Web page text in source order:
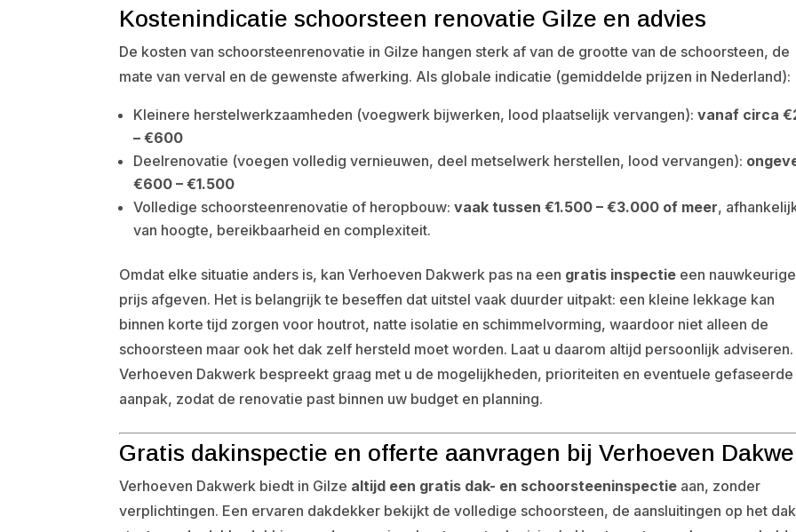
Kostenindicatie schoorsteen renovatie Gilze en advies
De kosten van schoorsteenrenovatie in Gilze hangen sterk af van de grootte van de schoorsteen, de
mate van verval en de gewenste afwerking. Als globale indicatie (gemiddelde prijzen in Nederland):
Kleinere herstelwerkzaamheden (voegwerk bijwerken, lood plaatselijk vervangen):vanaf circa
– €600
Deelrenovatie (voegen volledig vernieuwen, deel metselwerk herstellen, lood vervangen):
€600 – €1.500
Volledige schoorsteenrenovatie of heropbouw:vaak tussen €1.500 – €3.000 of meer,
van hoogte, bereikbaarheid en complexiteit.
Omdat elke situatie anders is, kan Verhoeven Dakwerk pas na een gratis inspectie een nauwkeurige
prijs afgeven. Het is belangrijk te beseffen dat uitstel vaak duurder uitpakt: een kleine lekkage kan
binnen korte tijd zorgen voor houtrot, natte isolatie en schimmelvorming, waardoor niet alleen de
schoorsteen maar ook het dak zelf hersteld moet worden. Laat u daarom altijd persoonlijk adviseren.
Verhoeven Dakwerk bespreekt graag met u de mogelijkheden, prioriteiten en eventuele gefaseerde
aanpak, zodat de renovatie past binnen uw budget en planning.
Gratis dakinspectie en offerte aanvragen bij Verhoeven
Verhoeven Dakwerk biedt in Gilze altijd een gratis dak- en schoorsteeninspectie aan, zonder
verplichtingen. Een ervaren dakdekker bekijkt de volledige schoorsteen, de aansluitingen op het